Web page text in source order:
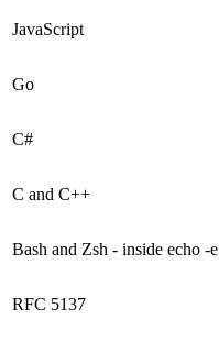
JavaScript
Go
C#
C and C++
Bash and Zsh - inside echo -e
RFC 5137